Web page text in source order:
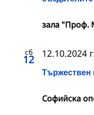
зала "Проф.
сб
12
Тържествен
12.10.2024
Софийска